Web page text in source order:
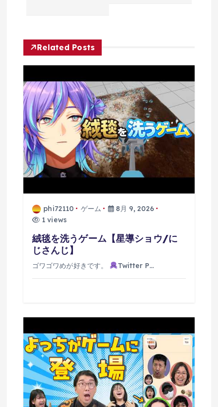
Related Posts
phi72110 ゲーム
8月 9, 2026
1 views
絨毯を洗うゲーム【星導ショウ/に
じさんじ】
ゴワゴワめが好きです。 Twitter P…